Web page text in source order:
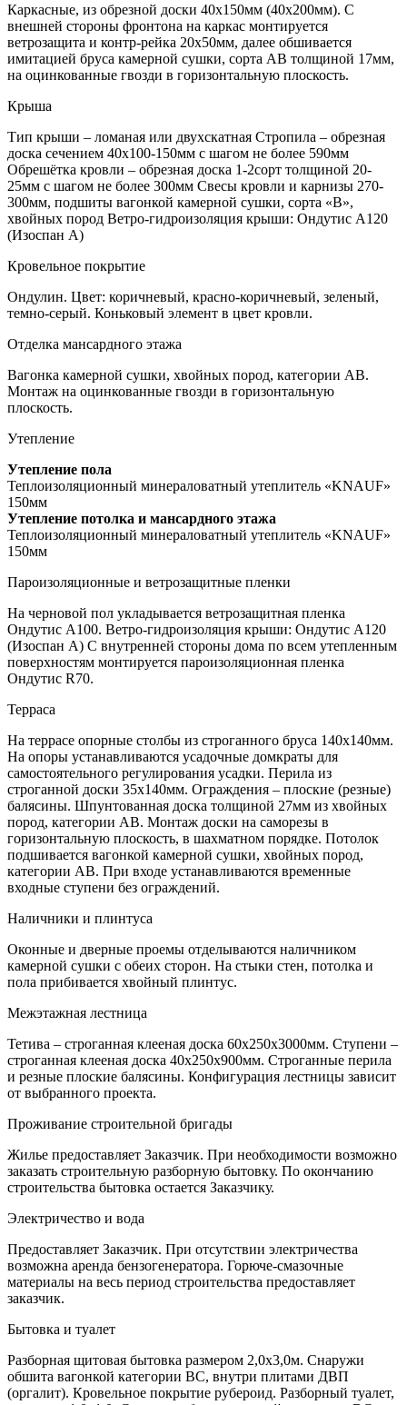
Каркасные, из обрезной доски 40х150мм (40х200мм). С
внешней стороны фронтона на каркас монтируется
ветрозащита и контр-рейка 20х50мм, далее обшивается
имитацией бруса камерной сушки, сорта АВ толщиной 17мм,
на оцинкованные гвозди в горизонтальную плоскость.
Крыша
Тип крыши – ломаная или двухскатная Стропила – обрезная
доска сечением 40х100-150мм с шагом не более 590мм
Обрешётка кровли – обрезная доска 1-2сорт толщиной 20-
25мм с шагом не более 300мм Свесы кровли и карнизы 270-
300мм, подшиты вагонкой камерной сушки, сорта «В»,
хвойных пород Ветро-гидроизоляция крыши: Ондутис А120
(Изоспан А)
Кровельное покрытие
Ондулин. Цвет: коричневый, красно-коричневый, зеленый,
темно-серый. Коньковый элемент в цвет кровли.
Отделка мансардного этажа
Вагонка камерной сушки, хвойных пород, категории АВ.
Монтаж на оцинкованные гвозди в горизонтальную
плоскость.
Утепление
Утепление пола
Теплоизоляционный минераловатный утеплитель «KNAUF»
150мм
Утепление потолка и мансардного этажа
Теплоизоляционный минераловатный утеплитель «KNAUF»
150мм
Пароизоляционные и ветрозащитные пленки
На черновой пол укладывается ветрозащитная пленка
Ондутис А100. Ветро-гидроизоляция крыши: Ондутис А120
(Изоспан А) С внутренней стороны дома по всем утепленным
поверхностям монтируется пароизоляционная пленка
Ондутис R70.
Терраса
На террасе опорные столбы из строганного бруса 140х140мм.
На опоры устанавливаются усадочные домкраты для
самостоятельного регулирования усадки. Перила из
строганной доски 35х140мм. Ограждения – плоские (резные)
балясины. Шпунтованная доска толщиной 27мм из хвойных
пород, категории АВ. Монтаж доски на саморезы в
горизонтальную плоскость, в шахматном порядке. Потолок
подшивается вагонкой камерной сушки, хвойных пород,
категории АВ. При входе устанавливаются временные
входные ступени без ограждений.
Наличники и плинтуса
Оконные и дверные проемы отделываются наличником
камерной сушки с обеих сторон. На стыки стен, потолка и
пола прибивается хвойный плинтус.
Межэтажная лестница
Тетива – строганная клееная доска 60х250х3000мм. Ступени –
строганная клееная доска 40х250х900мм. Строганные перила
и резные плоские балясины. Конфигурация лестницы зависит
от выбранного проекта.
Проживание строительной бригады
Жилье предоставляет Заказчик. При необходимости возможно
заказать строительную разборную бытовку. По окончанию
строительства бытовка остается Заказчику.
Электричество и вода
Предоставляет Заказчик. При отсутствии электричества
возможна аренда бензогенератора. Горюче-смазочные
материалы на весь период строительства предоставляет
заказчик.
Бытовка и туалет
Разборная щитовая бытовка размером 2,0х3,0м. Снаружи
обшита вагонкой категории ВС, внутри плитами ДВП
(оргалит). Кровельное покрытие рубероид. Разборный туалет,